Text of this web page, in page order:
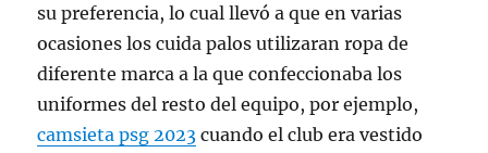
su preferencia, lo cual llevó a que en varias
ocasiones los cuida palos utilizaran ropa de
diferente marca a la que confeccionaba los
uniformes del resto del equipo, por ejemplo,
camsieta psg 2023 cuando el club era vestido